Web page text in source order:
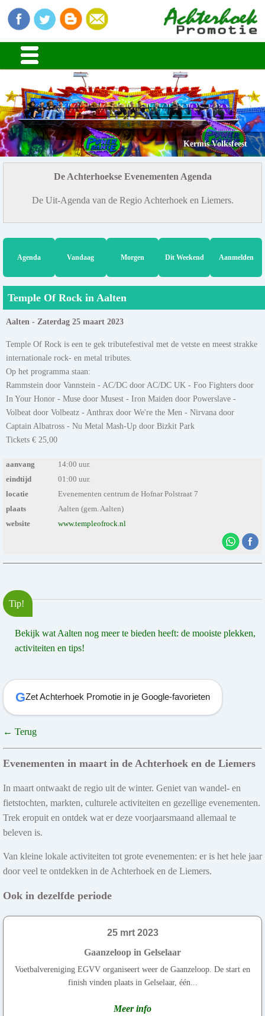
Kermis Volksfeest
De Achterhoekse Evenementen Agenda
De Uit-Agenda van de Regio Achterhoek en Liemers.
Agenda Vandaag Morgen Dit Weekend Aanmelden
Temple Of Rock in Aalten
Aalten - Zaterdag 25 maart 2023
Temple Of Rock is een te gek tributefestival met de vetste en meest strakke
internationale rock- en metal tributes.
Op het programma staan:
Rammstein door Vannstein - AC/DC door AC/DC UK - Foo Fighters door
In Your Honor - Muse door Musest - Iron Maiden door Powerslave -
Volbeat door Volbeatz - Anthrax door We're the Men - Nirvana door
Captain Albatross - Nu Metal Mash-Up door Bizkit Park
Tickets € 25,00
aanvang
14:00 uur.
eindtijd
01:00 uur.
locatie
Evenementen centrum de Hofnar Polstraat 7
plaats
Aalten (gem. Aalten)
website
www.templeofrock.nl
Tip!
Bekijk wat Aalten nog meer te bieden heeft: de mooiste plekken,
activiteiten en tips!
GZet Achterhoek Promotie in je Google-favorieten
← Terug
Evenementen in maart in de Achterhoek en de Liemers
In maart ontwaakt de regio uit de winter. Geniet van wandel- en
fietstochten, markten, culturele activiteiten en gezellige evenementen.
Trek eropuit en ontdek wat er deze voorjaarsmaand allemaal te
beleven is.
Van kleine lokale activiteiten tot grote evenementen: er is het hele jaar
door veel te ontdekken in de Achterhoek en de Liemers.
Ook in dezelfde periode
25 mrt 2023
Gaanzeloop in Gelselaar
Voetbalvereniging EGVV organiseert weer de Gaanzeloop. De start en
finish vinden plaats in Gelselaar, één...
Meer info